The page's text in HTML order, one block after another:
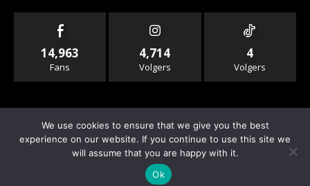
14,963
Fans
4,714
Volgers
4
Volgers
Info & Contact
We use cookies to ensure that we give you the best
experience on our website. If you continue to use this site we
will assume that you are happy with it.
Ok